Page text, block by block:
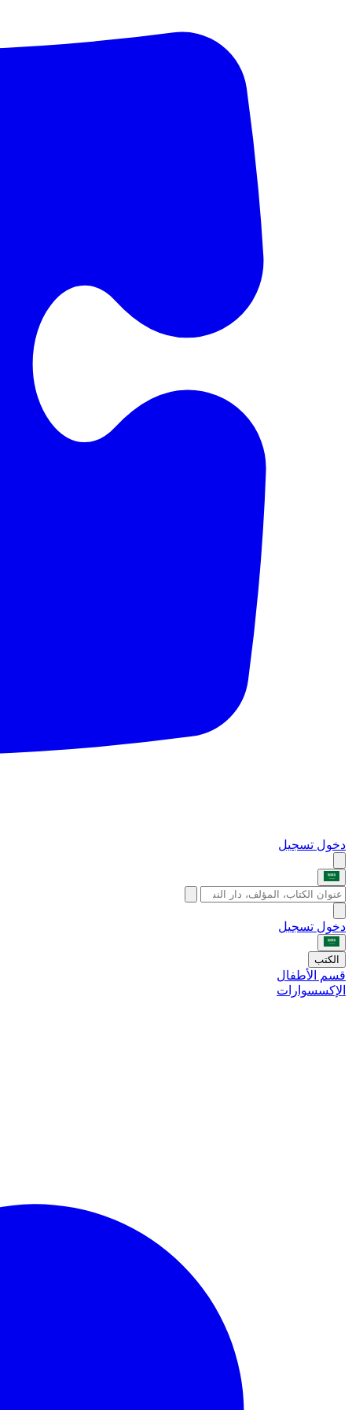
دخول تسجيل
دخول تسجيل
الكتب
قسم الأطفال
الإكسسوارات